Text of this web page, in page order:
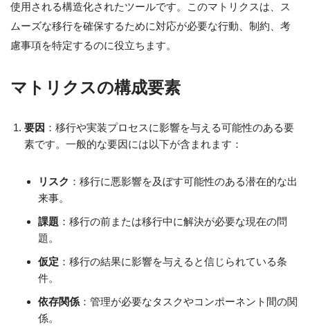
使用される構造化されたツールです。このマトリクスは、ス
ムーズな移行を確保するために対応が必要な行動、制約、考
慮事項を特定するのに役立ちます。
マトリクスの構成要素
要因 ：移行や実装プロセスに影響を与える可能性のある要
素です。一般的な要因には以下が含まれます：
リスク ：移行に悪影響を及ぼす可能性のある潜在的な出
来事。
課題 ：移行の前または移行中に解決が必要な現在の問
題。
仮定 ：移行の結果に影響を与えると信じられている条
件。
依存関係 ：管理が必要なタスクやコンポーネント間の関
係。